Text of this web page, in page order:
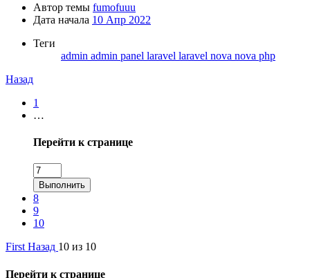
Автор темы fumofuuu
Дата начала 10 Апр 2022
Теги
admin admin panel laravel laravel nova nova php
Назад
1
…
Перейти к странице
Выполнить
8
9
10
First Назад 10 из 10
Перейти к странице